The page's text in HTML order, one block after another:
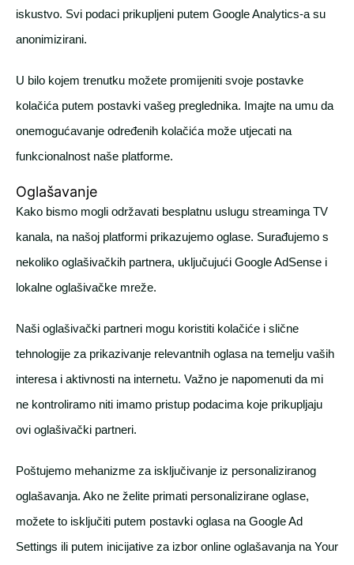
iskustvo. Svi podaci prikupljeni putem Google Analytics-a su
anonimizirani.
U bilo kojem trenutku možete promijeniti svoje postavke
kolačića putem postavki vašeg preglednika. Imajte na umu da
onemogućavanje određenih kolačića može utjecati na
funkcionalnost naše platforme.
Oglašavanje
Kako bismo mogli održavati besplatnu uslugu streaminga TV
kanala, na našoj platformi prikazujemo oglase. Surađujemo s
nekoliko oglašivačkih partnera, uključujući Google AdSense i
lokalne oglašivačke mreže.
Naši oglašivački partneri mogu koristiti kolačiće i slične
tehnologije za prikazivanje relevantnih oglasa na temelju vaših
interesa i aktivnosti na internetu. Važno je napomenuti da mi
ne kontroliramo niti imamo pristup podacima koje prikupljaju
ovi oglašivački partneri.
Poštujemo mehanizme za isključivanje iz personaliziranog
oglašavanja. Ako ne želite primati personalizirane oglase,
možete to isključiti putem postavki oglasa na Google Ad
Settings ili putem inicijative za izbor online oglašavanja na Your